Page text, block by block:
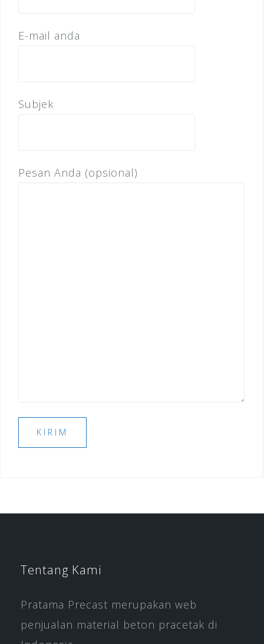
E-mail anda
Subjek
Pesan Anda (opsional)
Tentang Kami
Pratama Precast merupakan web
penjualan material beton pracetak di